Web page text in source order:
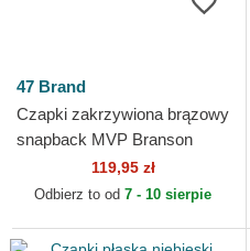
47 Brand
Czapki zakrzywiona brązowy
snapback MVP Branson
New York Yankees MLB 47
Brand
119,95 zł
Odbierz to od 7 - 10 sierpie